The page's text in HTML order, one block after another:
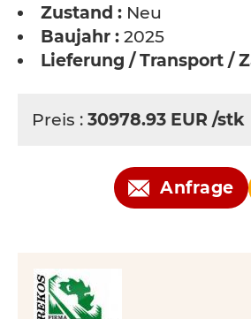
Zustand : Neu
Baujahr : 2025
Lieferung / Transport /
Preis : 30978.93 EUR /stk
Anfrage